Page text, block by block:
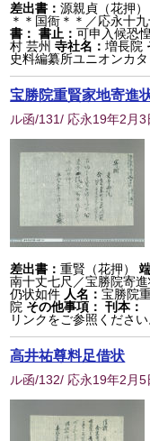
差出書：源親貞（花押）
＊＊国衙＊＊／応永十
書： 書止：可申入候恐
村 芸州 寺社名：増長院
史料編纂所ユニオンカ
宝勝院重賢家地寄進
ル函/131/ 応永19年2月3
差出書：重賢（花押）
南十丈七尺／宝勝院寄
仍状如件 人名：宝勝院
院 その他事項： 刊本：
リンクをご参照ください
高井祐尊料足借状
ル函/132/ 応永19年2月5